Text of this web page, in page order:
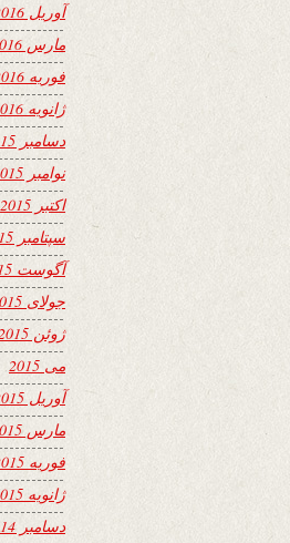
آوریل 2016
مارس 2016
فوریه 2016
ژانویه 2016
دسامبر 2015
نوامبر 2015
اکتبر 2015
سپتامبر 2015
آگوست 2015
جولای 2015
ژوئن 2015
می 2015
آوریل 2015
مارس 2015
فوریه 2015
ژانویه 2015
دسامبر 2014